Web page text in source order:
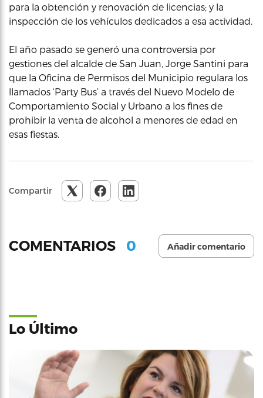
para la obtención y renovación de licencias; y la
inspección de los vehículos dedicados a esa actividad.
El año pasado se generó una controversia por
gestiones del alcalde de San Juan, Jorge Santini para
que la Oficina de Permisos del Municipio regulara los
llamados ‘Party Bus’ a través del Nuevo Modelo de
Comportamiento Social y Urbano a los fines de
prohibir la venta de alcohol a menores de edad en
esas fiestas.
Compartir
COMENTARIOS 0 Añadir comentario
Lo Último